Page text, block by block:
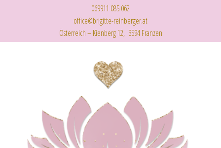
069911 085 062
office@brigitte-reinberger.at
Österreich – Kienberg 12, 3594 Franzen